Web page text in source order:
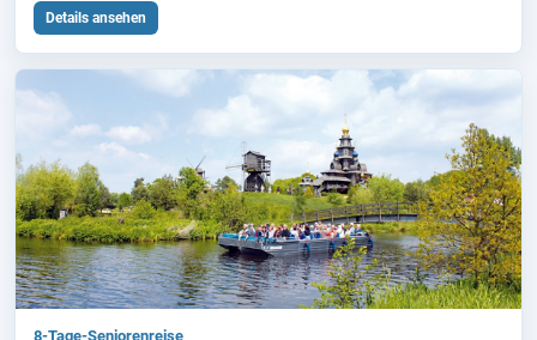
Details ansehen
8-Tage-Seniorenreise